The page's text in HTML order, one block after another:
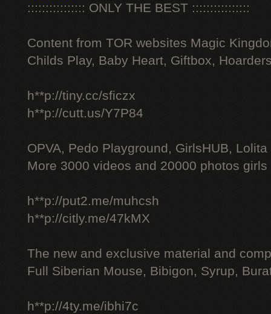
:::::::::::::::: ONLY THE BEST ::::::::::::::::
Content from TOR websites Magic
Childs Play, Baby Heart, Giftbox,
h**p://tiny.cc/sficzx
h**p://cutt.us/Y7P84
OPVA, Pedo Playground, GirlsHUB, Lolita
More 3000 videos and 20000 photos
h**p://put2.me/muhcsh
h**p://citly.me/47kMX
The new and exclusive material and
Full Siberian Mouse, Bibigon, Syrup,
h**p://4ty.me/ibhi7c